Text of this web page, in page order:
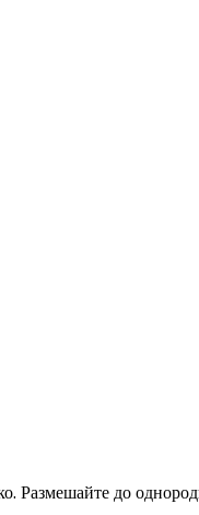
Размешайте до